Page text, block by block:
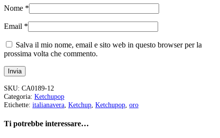
Nome *
Email *
Salva il mio nome, email e sito web in questo browser per la
prossima volta che commento.
SKU: CA0189-12
Categoria: Ketchupop
Etichette: italianavera Ketchup Ketchupop oro
Ti potrebbe interessare…